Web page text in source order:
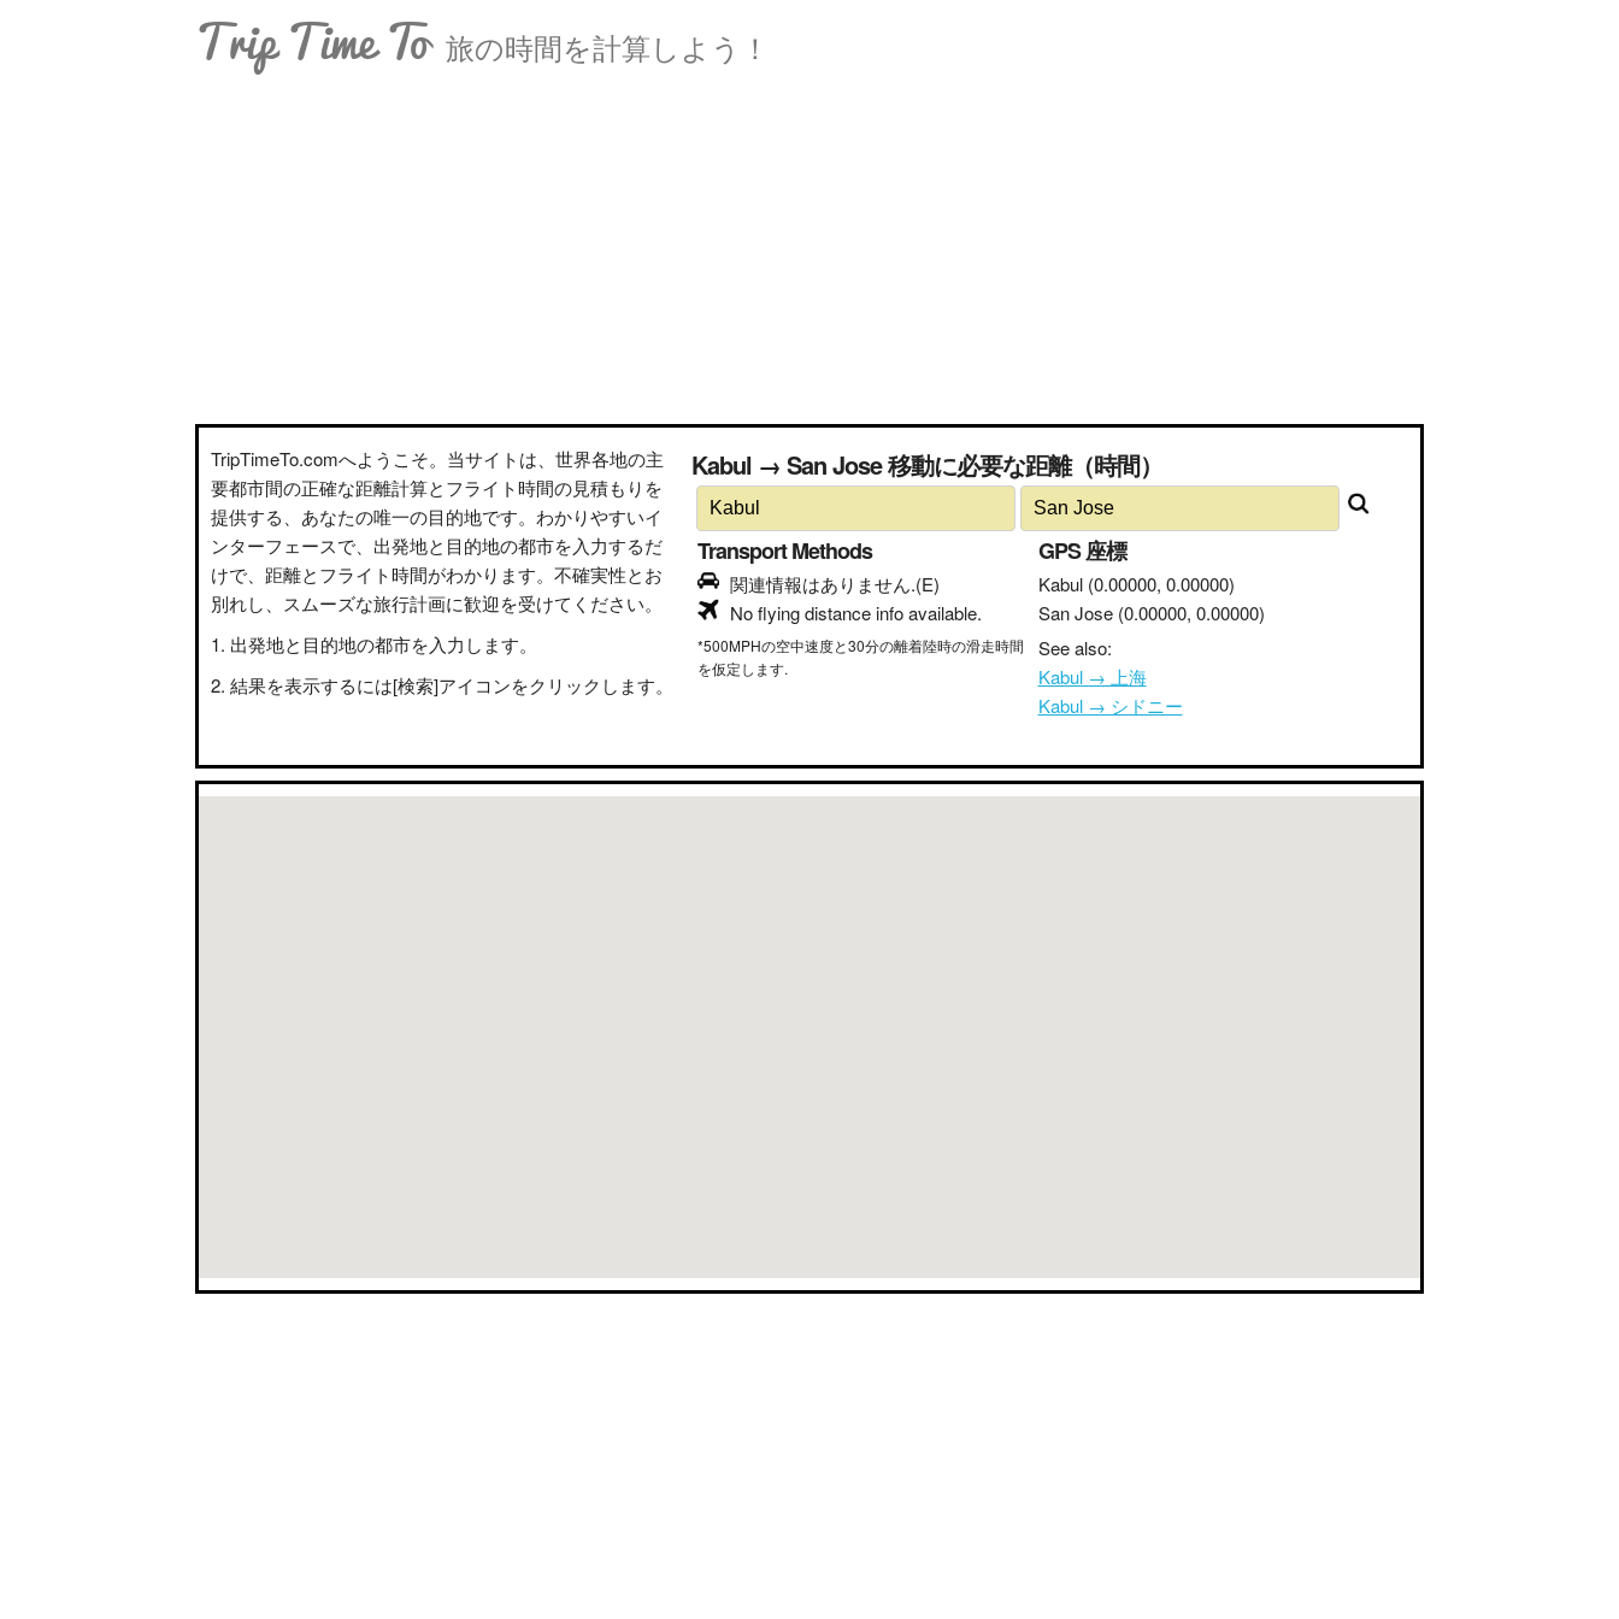
Trip Time To 旅の時間を計算しよう！
TripTimeTo.comへようこそ。当サイトは、世界各地の主
要都市間の正確な距離計算とフライト時間の見積もりを
提供する、あなたの唯一の目的地です。わかりやすいイ
ンターフェースで、出発地と目的地の都市を入力するだ
けで、距離とフライト時間がわかります。不確実性とお
別れし、スムーズな旅行計画に歓迎を受けてください。
出発地と目的地の都市を入力します。
結果を表示するには[検索]アイコンをクリックします。
Kabul → San Jose 移動に必要な距離（時間）
Transport Methods
関連情報はありません.(E)
No flying distance info available.
*500MPHの空中速度と30分の離着陸時の滑走時間
を仮定します.
GPS 座標
Kabul (0.00000, 0.00000)
San Jose (0.00000, 0.00000)
See also:
Kabul → 上海
Kabul → シドニー